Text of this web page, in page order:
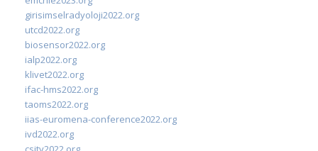
girisimselradyoloji2022.org
utcd2022.org
biosensor2022.org
ialp2022.org
klivet2022.org
ifac-hms2022.org
taoms2022.org
iias-euromena-conference2022.org
ivd2022.org